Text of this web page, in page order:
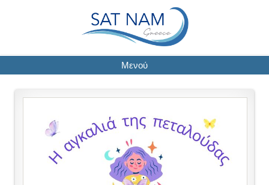
Μενού